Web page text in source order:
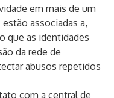
em mais de um
associadas a,
que as identidades
da rede de
abusos repetidos
com a central de